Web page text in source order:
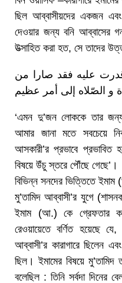
ছিল আব্বাসীয়দের একজন
দেওয়ার জন্য বনি আব্বাসের
উত্সাহিত করা হত, সে তাদের
علیه فقد صارا من
‘এমন দু’জন লোককে তার জন্য
আমার জানা মতে সবচেয়ে
আসকারী’র প্রভাবে প্রভাবিত
বিষয়ে উঁচু স্তরে পৌঁছে গেছে’।
বিভিন্ন সনদের ভিত্তিতে
মু’তামিদ আব্বাসী’র যুগে
ইমাম (আ.) কে গ্রেফতার
রেওয়ায়েতে বর্ণিত হয়েছে
আব্বাসী’র কারাগারে ছিলেন
ছিল। ইমামের বিষয়ে
বলেছিল : তিনি সর্বদা দিনের